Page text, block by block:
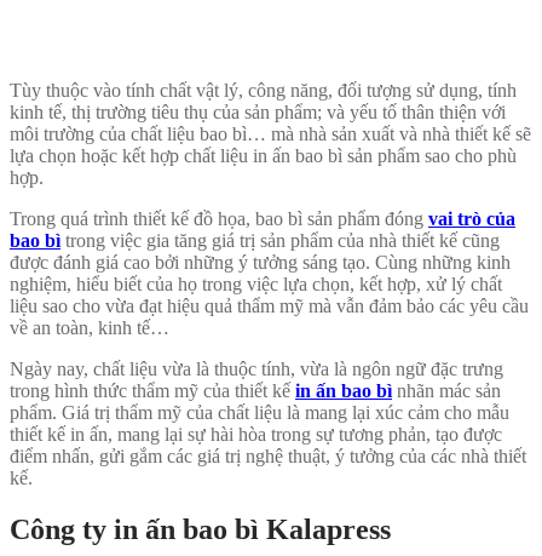
Tùy thuộc vào tính chất vật lý, công năng, đối tượng sử dụng, tính
kinh tế, thị trường tiêu thụ của sản phẩm; và yếu tố thân thiện với
môi trường của chất liệu bao bì… mà nhà sản xuất và nhà thiết kế sẽ
lựa chọn hoặc kết hợp chất liệu in ấn bao bì sản phẩm sao cho phù
hợp.
Trong quá trình thiết kế đồ họa, bao bì sản phẩm đóng vai trò của
bao bì trong việc gia tăng giá trị sản phẩm của nhà thiết kế cũng
được đánh giá cao bởi những ý tưởng sáng tạo. Cùng những kinh
nghiệm, hiểu biết của họ trong việc lựa chọn, kết hợp, xử lý chất
liệu sao cho vừa đạt hiệu quả thẩm mỹ mà vẫn đảm bảo các yêu cầu
về an toàn, kinh tế…
Ngày nay, chất liệu vừa là thuộc tính, vừa là ngôn ngữ đặc trưng
trong hình thức thẩm mỹ của thiết kế in ấn bao bì nhãn mác sản
phẩm. Giá trị thẩm mỹ của chất liệu là mang lại xúc cảm cho mẫu
thiết kế in ấn, mang lại sự hài hòa trong sự tương phản, tạo được
điểm nhấn, gửi gắm các giá trị nghệ thuật, ý tưởng của các nhà thiết
kế.
Công ty in ấn bao bì Kalapress